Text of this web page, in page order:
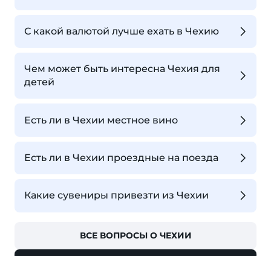
С какой валютой лучше ехать в Чехию
Чем может быть интересна Чехия для
детей
Есть ли в Чехии местное вино
Есть ли в Чехии проездные на поезда
Какие сувениры привезти из Чехии
ВСЕ ВОПРОСЫ О ЧЕХИИ